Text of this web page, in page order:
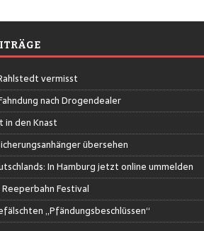
vermisst
nach Drogendealer
in den Knast
übersehen
In Hamburg jetzt online ummelden
Festival
„Pfändungsbeschlüssen“